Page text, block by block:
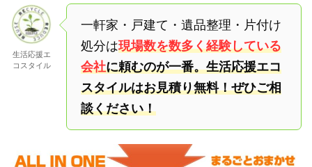
生活応援エ
コスタイル
一軒家・戸建て・遺品整理・片付け
処分は現場数を数多く経験している
会社に頼むのが一番。生活応援エコ
スタイルはお見積り無料！ぜひご相
談ください！